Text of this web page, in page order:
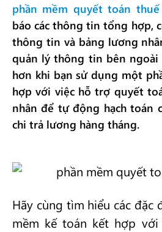
phần mềm quyết toán thuế
báo các thông tin tổng hợp,
thông tin và bảng lương
quản lý thông tin bên
hơn khi bạn sử dụng một
hợp với việc hỗ trợ quyết
nhân để tự động hạch toán
chi trả lương hàng tháng.
Hãy cùng tìm hiểu các đặc
mềm kế toán kết hợp